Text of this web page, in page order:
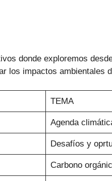
donde exploremos
los impactos ambientales
TEMA
Agenda
Desafíos y
Carbono